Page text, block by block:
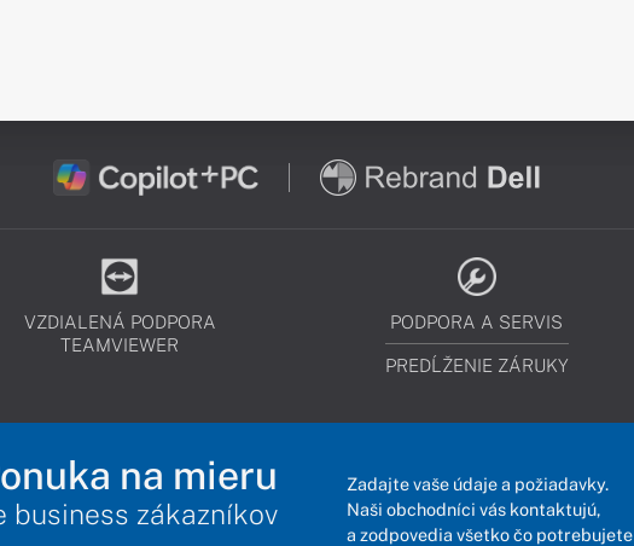
VZDIALENÁ PODPORA
TEAMVIEWER
PODPORA A SERVIS
PREDĹŽENIE ZÁRUKY
na mieru
business zákazníkov
Zadajte vaše údaje a požiadavky.
Naši obchodníci vás kontaktujú,
a zodpovedia všetko čo potrebujete